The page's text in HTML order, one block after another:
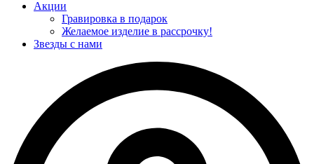
Акции
Гравировка в подарок
Желаемое изделие в рассрочку!
Звезды с нами